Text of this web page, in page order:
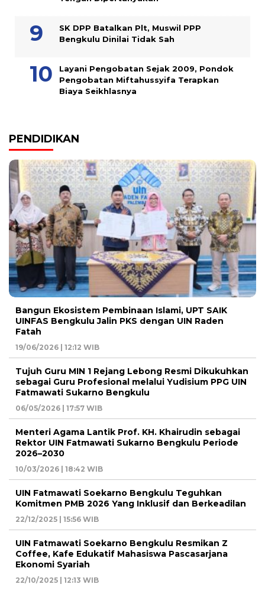
SK DPP Batalkan Plt, Muswil PPP
Bengkulu Dinilai Tidak Sah
Layani Pengobatan Sejak 2009, Pondok
Pengobatan Miftahussyifa Terapkan
Biaya Seikhlasnya
PENDIDIKAN
Bangun Ekosistem Pembinaan Islami, UPT SAIK
UINFAS Bengkulu Jalin PKS dengan UIN Raden
Fatah
19/06/2026 | 12:12 WIB
Tujuh Guru MIN 1 Rejang Lebong Resmi Dikukuhkan
sebagai Guru Profesional melalui Yudisium PPG UIN
Fatmawati Sukarno Bengkulu
06/05/2026 | 17:57 WIB
Menteri Agama Lantik Prof. KH. Khairudin sebagai
Rektor UIN Fatmawati Sukarno Bengkulu Periode
2026–2030
10/03/2026 | 18:42 WIB
UIN Fatmawati Soekarno Bengkulu Teguhkan
Komitmen PMB 2026 Yang Inklusif dan Berkeadilan
22/12/2025 | 15:56 WIB
UIN Fatmawati Soekarno Bengkulu Resmikan Z
Coffee, Kafe Edukatif Mahasiswa Pascasarjana
Ekonomi Syariah
22/10/2025 | 12:13 WIB